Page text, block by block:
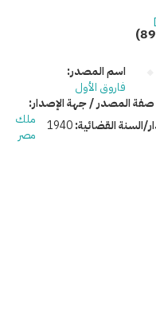
السنة القضائية:1940
اسم المصدر:
فاروق الأول
صفة المصدر / جهة الإصدار:
ملك
مصر